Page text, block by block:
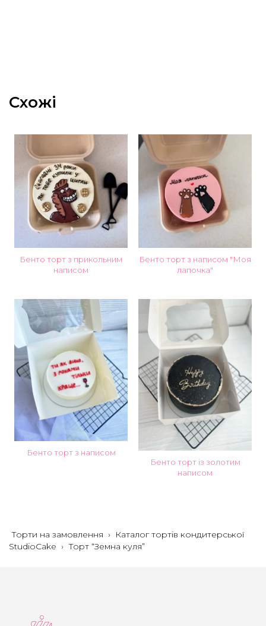
Схожі
Бенто торт з прикольним
написом
Бенто торт з написом "Моя
лапочка"
Бенто торт з написом
Бенто торт із золотим
написом
Торти на замовлення › Каталог тортів кондитерської
StudioCake › Торт “Земна куля”